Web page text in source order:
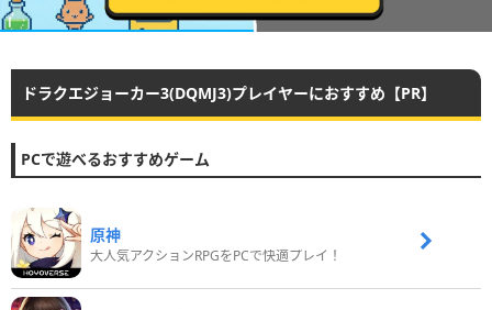
ドラクエジョーカー3(DQMJ3)プレイヤーにおすすめ【PR】
PCで遊べるおすすめゲーム
原神
大人気アクションRPGをPCで快適プレイ！